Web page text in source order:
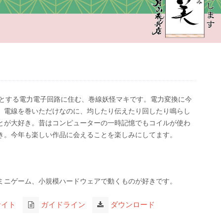
する電力電子回路に住む、巻線妖怪マキです。電力変換に今
電線を巻いただけなのに、均したり伝えたり回したり鳴らし
が大好き。昔はコンピューターの一時記憶でもコイルが使わ
今年も楽しい作品に会えることを楽しみにしてます。
ゲーム、小規模ハードウェアで動くものが好きです。
ト ガイドライン ダウンロード